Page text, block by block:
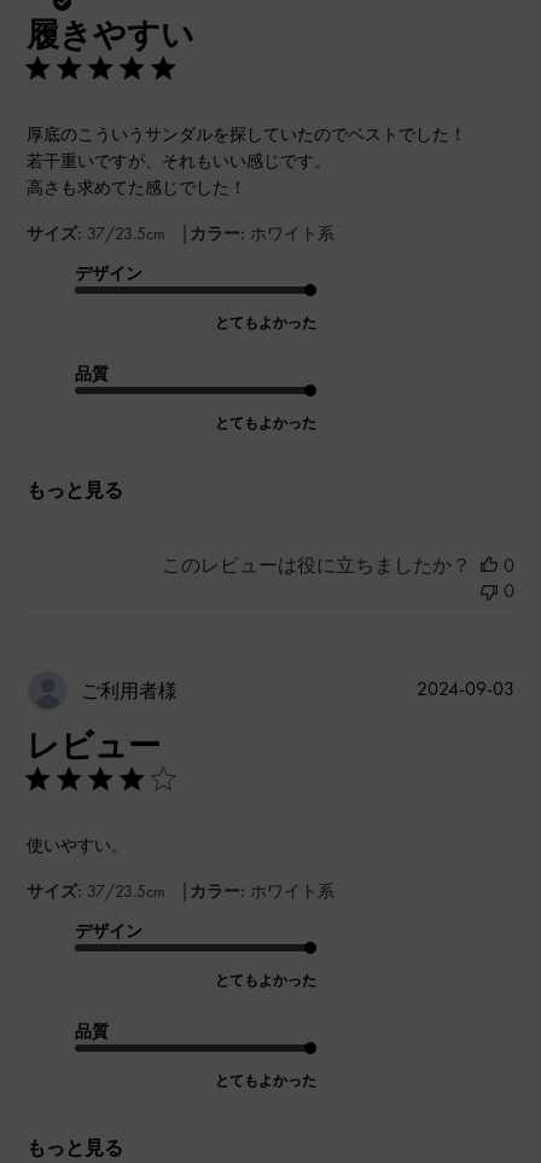
履きやすい
厚底のこういうサンダルを探していたのでベストでした！
若干重いですが、それもいい感じです。
高さも求めてた感じでした！
サイズ: 37/23.5cm | カラー: ホワイト系
デザイン
とてもよかった
品質
とてもよかった
もっと見る
このレビューは役に立ちましたか？
0
0
ご利用者様
レビュー
使いやすい。
サイズ: 37/23.5cm | カラー: ホワイト系
デザイン
とてもよかった
品質
とてもよかった
もっと見る
公
2024-09-03